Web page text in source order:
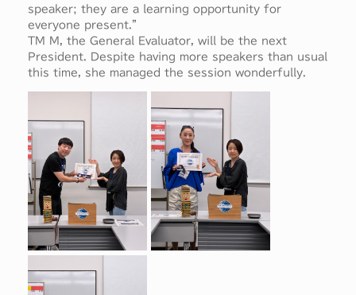
speaker; they are a learning opportunity for
everyone present.”
TM M, the General Evaluator, will be the next
President. Despite having more speakers than usual
this time, she managed the session wonderfully.